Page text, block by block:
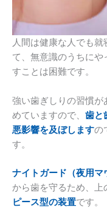
人間は健康な人でも就
て、無意識のうちに
すことは困難です。
強い歯ぎしりの習慣が
めていますので、 歯と
悪影響を及ぼしますの
す。
ナイトガード（夜用マ
から歯を守るため、上
ピース型の装置です。